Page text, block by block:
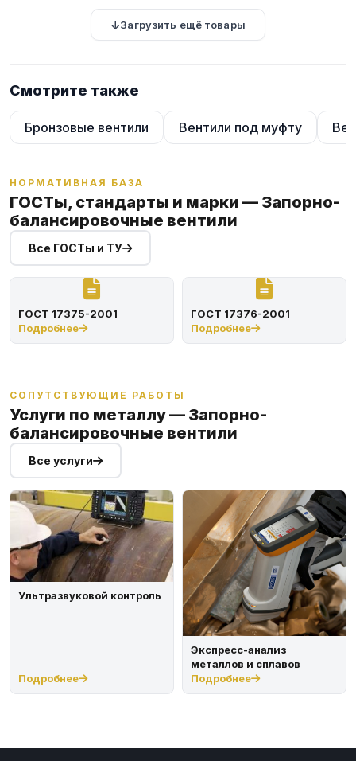
Загрузить ещё товары
Смотрите также
Бронзовые вентили Вентили под муфту
НОРМАТИВНАЯ БАЗА
ГОСТы, стандарты и марки — Запорно-
балансировочные вентили
Все ГОСТы и ТУ
ГОСТ 17375-2001
Подробнее
ГОСТ 17376-2001
Подробнее
СОПУТСТВУЮЩИЕ РАБОТЫ
Услуги по металлу — Запорно-
балансировочные вентили
Все услуги
Ультразвуковой контроль
Подробнее
Экспресс-анализ
металлов и сплавов
Подробнее